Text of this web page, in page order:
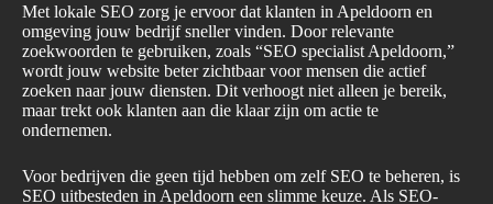
Met lokale SEO zorg je ervoor dat klanten in Apeldoorn en
omgeving jouw bedrijf sneller vinden. Door relevante
zoekwoorden te gebruiken, zoals “SEO specialist Apeldoorn,”
wordt jouw website beter zichtbaar voor mensen die actief
zoeken naar jouw diensten. Dit verhoogt niet alleen je bereik,
maar trekt ook klanten aan die klaar zijn om actie te
ondernemen.
Voor bedrijven die geen tijd hebben om zelf SEO te beheren, is
SEO uitbesteden in Apeldoorn een slimme keuze. Als SEO-